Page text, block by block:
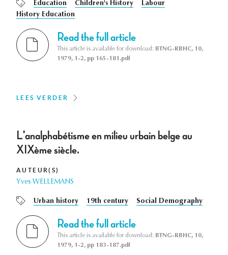
Education Children's History
Labour
History Education
Read the full article
This article is available for download: BTNG-RBHC, 10,
1979, 1-2, pp 165-181.pdf
LEES VERDER
L'analphabétisme en milieu urbain belge au
XIXème siècle.
AUTEUR(S)
Yves WELLEMANS
Urban history 19th century Social Demography
Read the full article
This article is available for download: BTNG-RBHC, 10,
1979, 1-2, pp 183-187.pdf